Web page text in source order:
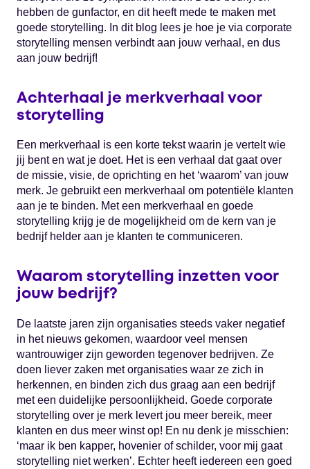
hebben de gunfactor, en dit heeft mede te maken met
goede storytelling. In dit blog lees je hoe je via corporate
storytelling mensen verbindt aan jouw verhaal, en dus
aan jouw bedrijf!
Achterhaal je merkverhaal voor
storytelling
Een merkverhaal is een korte tekst waarin je vertelt wie
jij bent en wat je doet. Het is een verhaal dat gaat over
de missie, visie, de oprichting en het ‘waarom’ van jouw
merk. Je gebruikt een merkverhaal om potentiële klanten
aan je te binden. Met een merkverhaal en goede
storytelling krijg je de mogelijkheid om de kern van je
bedrijf helder aan je klanten te communiceren.
Waarom storytelling inzetten voor
jouw bedrijf?
De laatste jaren zijn organisaties steeds vaker negatief
in het nieuws gekomen, waardoor veel mensen
wantrouwiger zijn geworden tegenover bedrijven. Ze
doen liever zaken met organisaties waar ze zich in
herkennen, en binden zich dus graag aan een bedrijf
met een duidelijke persoonlijkheid. Goede corporate
storytelling over je merk levert jou meer bereik, meer
klanten en dus meer winst op! En nu denk je misschien:
‘maar ik ben kapper, hovenier of schilder, voor mij gaat
storytelling niet werken’. Echter heeft iedereen een goed